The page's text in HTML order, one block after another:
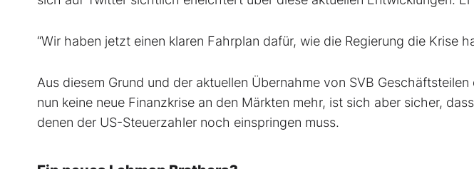
“Wir haben jetzt einen klaren Fahrplan dafür, wie die Regierung die Krise
Aus diesem Grund und der aktuellen Übernahme von SVB
nun keine neue Finanzkrise an den Märkten mehr, ist sich aber sicher,
denen der US-Steuerzahler noch einspringen muss.